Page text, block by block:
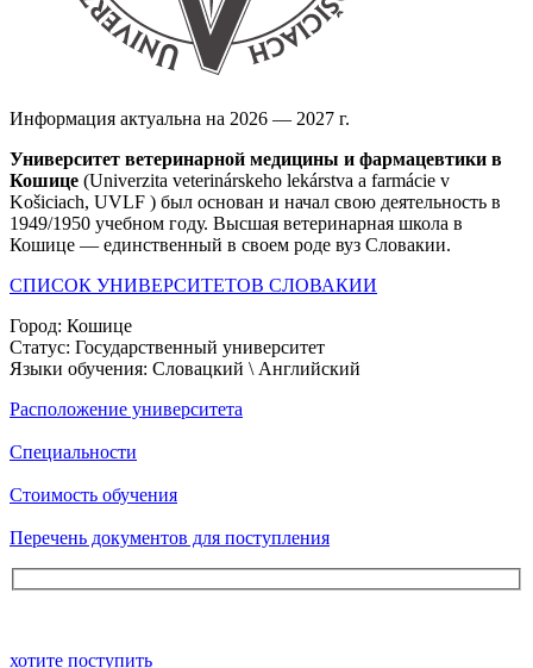
Информация актуальна на 2026 — 2027 г.
Университет ветеринарной медицины и фармацевтики в
Кошице (Univerzita veterinárskeho lekárstva a farmácie v
Košiciach, UVLF ) был основан и начал свою деятельность в
1949/1950 учебном году. Высшая ветеринарная школа в
Кошице — единственный в своем роде вуз Словакии.
СПИСОК УНИВЕРСИТЕТОВ СЛОВАКИИ
Город: Кошице
Статус: Государственный университет
Языки обучения: Словацкий \ Английский
Расположение университета
Специальности
Стоимость обучения
Перечень документов для поступления
хотите поступить